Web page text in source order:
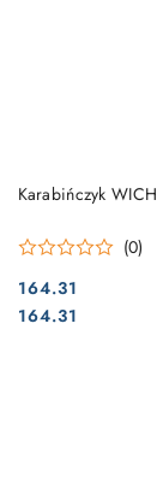
Karabińczyk
(0)
Cena:
164.31
Cena:
164.31